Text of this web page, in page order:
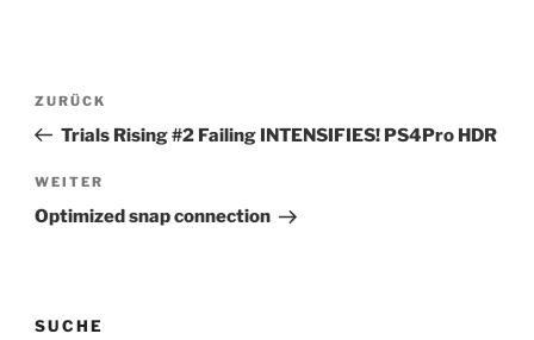
Beitragsnavigation
Vorheriger
Beitrag
ZURÜCK
Trials Rising #2 Failing INTENSIFIES! PS4Pro HDR
Nächster
Beitrag
WEITER
Optimized snap connection
SUCHE